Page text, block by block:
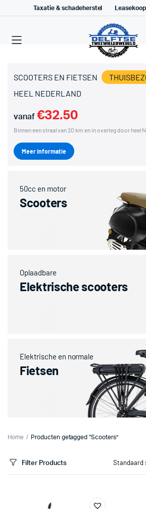
Taxatie & schadeherstel Leasekoop
SCOOTERS EN FIETSEN
HEEL NEDERLAND
vanaf €32.50
Binnen een straal van 20 km en in overleg door heel
Meer informatie
50cc en motor
Scooters
Oplaadbare
Elektrische scooters
Elektrische en normale
Fietsen
Home Producten getagged “Scooters”
Filter Products